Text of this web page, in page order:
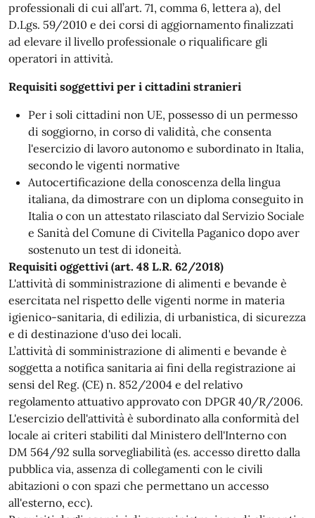
professionali di cui all’art. 71, comma 6, lettera a), del
D.Lgs. 59/2010 e dei corsi di aggiornamento finalizzati
ad elevare il livello professionale o riqualificare gli
operatori in attività.
Requisiti soggettivi per i cittadini stranieri
Per i soli cittadini non UE, possesso di un permesso
di soggiorno, in corso di validità, che consenta
l'esercizio di lavoro autonomo e subordinato in Italia,
secondo le vigenti normative
Autocertificazione della conoscenza della lingua
italiana, da dimostrare con un diploma conseguito in
Italia o con un attestato rilasciato dal Servizio Sociale
e Sanità del Comune di Civitella Paganico dopo aver
sostenuto un test di idoneità.
Requisiti oggettivi (art. 48 L.R. 62/2018)
L'attività di somministrazione di alimenti e bevande è
esercitata nel rispetto delle vigenti norme in materia
igienico-sanitaria, di edilizia, di urbanistica, di sicurezza
e di destinazione d'uso dei locali.
L’attività di somministrazione di alimenti e bevande è
soggetta a notifica sanitaria ai fini della registrazione ai
sensi del Reg. (CE) n. 852/2004 e del relativo
regolamento attuativo approvato con DPGR 40/R/2006.
L'esercizio dell'attività è subordinato alla conformità del
locale ai criteri stabiliti dal Ministero dell'Interno con
DM 564/92 sulla sorvegliabilità (es. accesso diretto dalla
pubblica via, assenza di collegamenti con le civili
abitazioni o con spazi che permettano un accesso
all'esterno, ecc).